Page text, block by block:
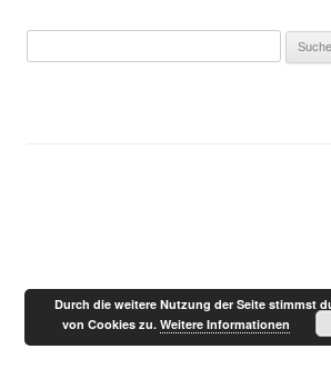
Durch die weitere Nutzung der Seite stimmst
von Cookies zu.Weitere Informationen